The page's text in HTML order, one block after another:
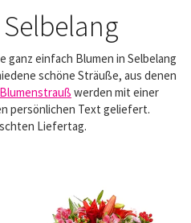
ganz einfach Blumen in Selbelang
schöne Sträuße, aus denen
Blumenstrauß werden mit einer
persönlichen Text geliefert.
Liefertag.